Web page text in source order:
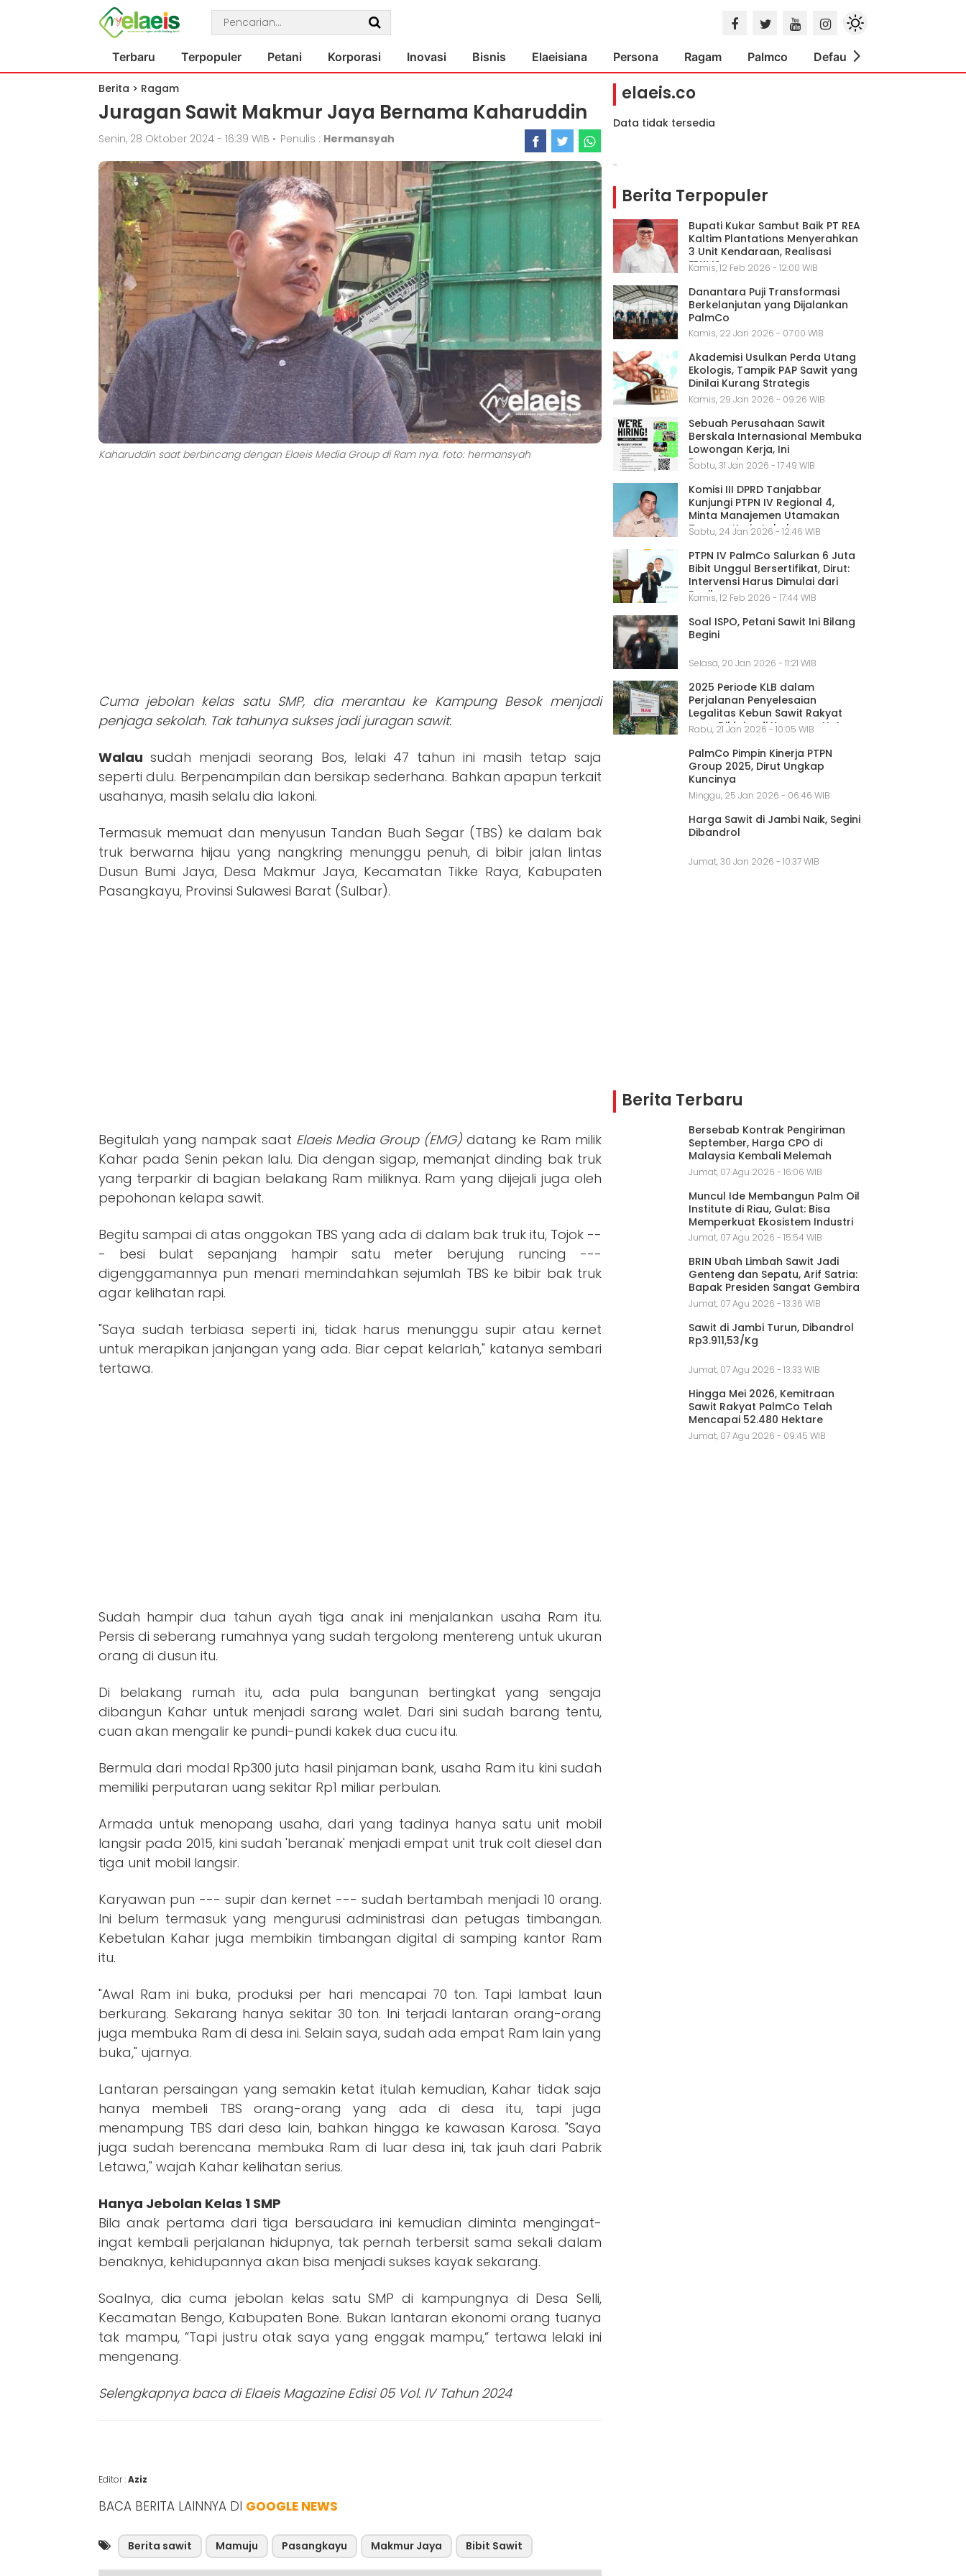
Terbaru Terpopuler Petani Korporasi Inovasi Bisnis Elaeisiana Persona Ragam Palmco Default
Berita > Ragam
Juragan Sawit Makmur Jaya Bernama Kaharuddin
Senin, 28 Oktober 2024 - 16:39 WIB • Penulis : Hermansyah
Kaharuddin saat berbincang dengan Elaeis Media Group di Ram nya. foto: hermansyah
Cuma jebolan kelas satu SMP, dia merantau ke Kampung Besok menjadi
penjaga sekolah. Tak tahunya sukses jadi juragan sawit.
Walau sudah menjadi seorang Bos, lelaki 47 tahun ini masih tetap saja
seperti dulu. Berpenampilan dan bersikap sederhana. Bahkan apapun terkait
usahanya, masih selalu dia lakoni.
Termasuk memuat dan menyusun Tandan Buah Segar (TBS) ke dalam bak
truk berwarna hijau yang nangkring menunggu penuh, di bibir jalan lintas
Dusun Bumi Jaya, Desa Makmur Jaya, Kecamatan Tikke Raya, Kabupaten
Pasangkayu, Provinsi Sulawesi Barat (Sulbar).
Begitulah yang nampak saat Elaeis Media Group (EMG)datang ke Ram milik
Kahar pada Senin pekan lalu. Dia dengan sigap, memanjat dinding bak truk
yang terparkir di bagian belakang Ram miliknya. Ram yang dijejali juga oleh
pepohonan kelapa sawit.
Begitu sampai di atas onggokan TBS yang ada di dalam bak truk itu, Tojok --
- besi bulat sepanjang hampir satu meter berujung runcing ---
digenggamannya pun menari memindahkan sejumlah TBS ke bibir bak truk
agar kelihatan rapi.
"Saya sudah terbiasa seperti ini, tidak harus menunggu supir atau kernet
untuk merapikan janjangan yang ada. Biar cepat kelarlah," katanya sembari
tertawa.
Sudah hampir dua tahun ayah tiga anak ini menjalankan usaha Ram itu.
Persis di seberang rumahnya yang sudah tergolong mentereng untuk ukuran
orang di dusun itu.
Di belakang rumah itu, ada pula bangunan bertingkat yang sengaja
dibangun Kahar untuk menjadi sarang walet. Dari sini sudah barang tentu,
cuan akan mengalir ke pundi-pundi kakek dua cucu itu.
Bermula dari modal Rp300 juta hasil pinjaman bank, usaha Ram itu kini sudah
memiliki perputaran uang sekitar Rp1 miliar perbulan.
Armada untuk menopang usaha, dari yang tadinya hanya satu unit mobil
langsir pada 2015, kini sudah 'beranak' menjadi empat unit truk colt diesel dan
tiga unit mobil langsir.
Karyawan pun --- supir dan kernet --- sudah bertambah menjadi 10 orang.
Ini belum termasuk yang mengurusi administrasi dan petugas timbangan.
Kebetulan Kahar juga membikin timbangan digital di samping kantor Ram
itu.
"Awal Ram ini buka, produksi per hari mencapai 70 ton. Tapi lambat laun
berkurang. Sekarang hanya sekitar 30 ton. Ini terjadi lantaran orang-orang
juga membuka Ram di desa ini. Selain saya, sudah ada empat Ram lain yang
buka," ujarnya.
Lantaran persaingan yang semakin ketat itulah kemudian, Kahar tidak saja
hanya membeli TBS orang-orang yang ada di desa itu, tapi juga
menampung TBS dari desa lain, bahkan hingga ke kawasan Karosa. "Saya
juga sudah berencana membuka Ram di luar desa ini, tak jauh dari Pabrik
Letawa," wajah Kahar kelihatan serius.
Hanya Jebolan Kelas 1 SMP
Bila anak pertama dari tiga bersaudara ini kemudian diminta mengingat-
ingat kembali perjalanan hidupnya, tak pernah terbersit sama sekali dalam
benaknya, kehidupannya akan bisa menjadi sukses kayak sekarang.
Soalnya, dia cuma jebolan kelas satu SMP di kampungnya di Desa Selli,
Kecamatan Bengo, Kabupaten Bone. Bukan lantaran ekonomi orang tuanya
tak mampu, ”Tapi justru otak saya yang enggak mampu,” tertawa lelaki ini
mengenang.
Selengkapnya baca di Elaeis Magazine Edisi 05 Vol. IV Tahun 2024
Editor :Aziz
BACA BERITA LAINNYA DI GOOGLE NEWS
Berita sawit Mamuju Pasangkayu Makmur Jaya Bibit Sawit
elaeis.co
Data tidak tersedia
-
Berita Terpopuler
Bupati Kukar Sambut Baik PT REA
Kaltim Plantations Menyerahkan
3 Unit Kendaraan, Realisasi
FPKMS
Kamis, 12 Feb 2026 - 12:00 WIB
Danantara Puji Transformasi
Berkelanjutan yang Dijalankan
PalmCo
Kamis, 22 Jan 2026 - 07:00 WIB
Akademisi Usulkan Perda Utang
Ekologis, Tampik PAP Sawit yang
Dinilai Kurang Strategis
Kamis, 29 Jan 2026 - 09:26 WIB
Sebuah Perusahaan Sawit
Berskala Internasional Membuka
Lowongan Kerja, Ini
Persyaratannya
Sabtu, 31 Jan 2026 - 17:49 WIB
Komisi III DPRD Tanjabbar
Kunjungi PTPN IV Regional 4,
Minta Manajemen Utamakan
Tenaga Kerja Lokal
Sabtu, 24 Jan 2026 - 12:46 WIB
PTPN IV PalmCo Salurkan 6 Juta
Bibit Unggul Bersertifikat, Dirut:
Intervensi Harus Dimulai dari
Benih
Kamis, 12 Feb 2026 - 17:44 WIB
Soal ISPO, Petani Sawit Ini Bilang
Begini
Selasa, 20 Jan 2026 - 11:21 WIB
2025 Periode KLB dalam
Perjalanan Penyelesaian
Legalitas Kebun Sawit Rakyat
yang Diklaim di Kawasan Hutan
Rabu, 21 Jan 2026 - 10:05 WIB
PalmCo Pimpin Kinerja PTPN
Group 2025, Dirut Ungkap
Kuncinya
Minggu, 25 Jan 2026 - 06:46 WIB
Harga Sawit di Jambi Naik, Segini
Dibandrol
Jumat, 30 Jan 2026 - 10:37 WIB
Berita Terbaru
Bersebab Kontrak Pengiriman
September, Harga CPO di
Malaysia Kembali Melemah
Jumat, 07 Agu 2026 - 16:06 WIB
Muncul Ide Membangun Palm Oil
Institute di Riau, Gulat: Bisa
Memperkuat Ekosistem Industri
Sawit Nasional
Jumat, 07 Agu 2026 - 15:54 WIB
BRIN Ubah Limbah Sawit Jadi
Genteng dan Sepatu, Arif Satria:
Bapak Presiden Sangat Gembira
Jumat, 07 Agu 2026 - 13:36 WIB
Sawit di Jambi Turun, Dibandrol
Rp3.911,53/Kg
Jumat, 07 Agu 2026 - 13:33 WIB
Hingga Mei 2026, Kemitraan
Sawit Rakyat PalmCo Telah
Mencapai 52.480 Hektare
Jumat, 07 Agu 2026 - 09:45 WIB